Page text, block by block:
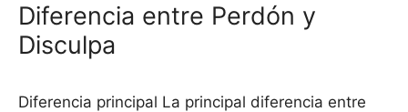
Diferencia entre Perdón y
Disculpa
Diferencia principal La principal diferencia entre